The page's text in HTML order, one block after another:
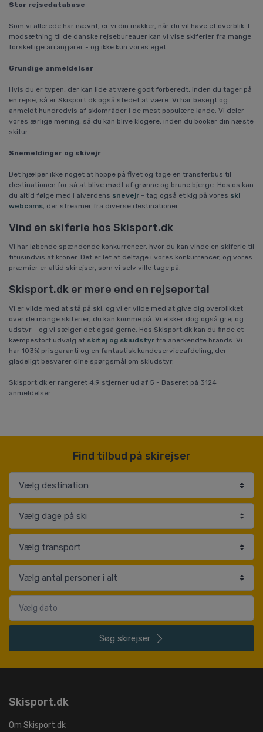
Stor rejsedatabase
Som vi allerede har nævnt, er vi din makker, når du vil have et overblik. I
modsætning til de danske rejsebureauer kan vi vise skiferier fra mange
forskellige arrangører - og ikke kun vores eget.
Grundige anmeldelser
Hvis du er typen, der kan lide at være godt forberedt, inden du tager på
en rejse, så er Skisport.dk også stedet at være. Vi har besøgt og
anmeldt hundredvis af skiområder i de mest populære lande. Vi deler
vores ærlige mening, så du kan blive klogere, inden du booker din næste
skitur.
Snemeldinger og skivejr
Det hjælper ikke noget at hoppe på flyet og tage en transferbus til
destinationen for så at blive mødt af grønne og brune bjerge. Hos os kan
du altid følge med i alverdens snevejr - tag også et kig på vores ski
webcams, der streamer fra diverse destinationer.
Vind en skiferie hos Skisport.dk
Vi har løbende spændende konkurrencer, hvor du kan vinde en skiferie til
titusindvis af kroner. Det er let at deltage i vores konkurrencer, og vores
præmier er altid skirejser, som vi selv ville tage på.
Skisport.dk er mere end en rejseportal
Vi er vilde med at stå på ski, og vi er vilde med at give dig overblikket
over de mange skiferier, du kan komme på. Vi elsker dog også grej og
udstyr - og vi sælger det også gerne. Hos Skisport.dk kan du finde et
kæmpestort udvalg af skitøj og skiudstyr fra anerkendte brands. Vi
har 103% prisgaranti og en fantastisk kundeserviceafdeling, der
gladeligt besvarer dine spørgsmål om skiudstyr.
Skisport.dk er rangeret 4,9 stjerner ud af 5 - Baseret på 3124
anmeldelser.
Find tilbud på skirejser
Søg skirejser
Skisport.dk
Om Skisport.dk